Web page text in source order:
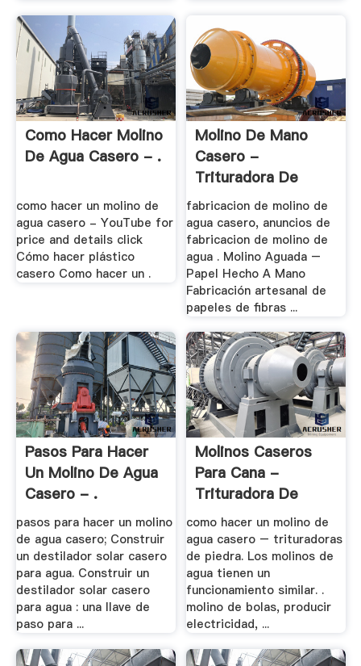
Como Hacer Molino
De Agua Casero - .
como hacer un molino de
agua casero - YouTube for
price and details click
Cómo hacer plástico
casero Como hacer un .
Molino De Mano
Casero -
Trituradora De
Cono
fabricacion de molino de
agua casero, anuncios de
fabricacion de molino de
agua . Molino Aguada –
Papel Hecho A Mano
Fabricación artesanal de
papeles de fibras ...
Pasos Para Hacer
Un Molino De Agua
Casero - .
pasos para hacer un molino
de agua casero; Construir
un destilador solar casero
para agua. Construir un
destilador solar casero
para agua : una llave de
paso para ...
Molinos Caseros
Para Cana -
Trituradora De
Cono
como hacer un molino de
agua casero – trituradoras
de piedra. Los molinos de
agua tienen un
funcionamiento similar. .
molino de bolas, producir
electricidad, ...